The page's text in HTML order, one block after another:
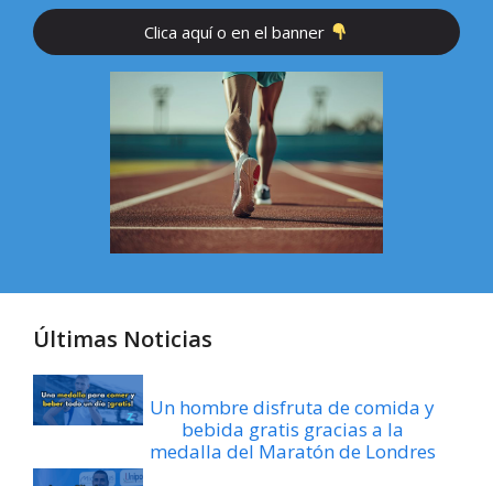
Clica aquí o en el banner
Últimas Noticias
Un hombre disfruta de comida y
bebida gratis gracias a la
medalla del Maratón de Londres